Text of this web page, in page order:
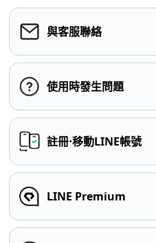
與客服聯絡
使用時發生問題
註冊⋅移動LINE帳號
LINE Premium